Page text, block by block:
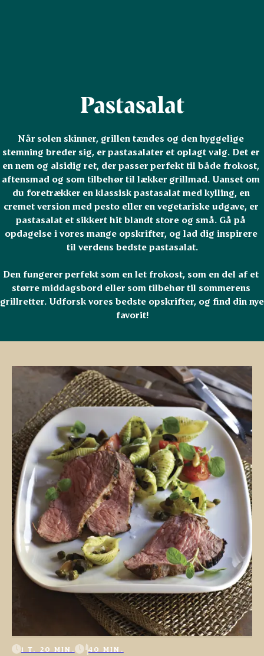
Pastasalat
Når solen skinner, grillen tændes og den hyggelige
stemning breder sig, er pastasalater et oplagt valg. Det er
en nem og alsidig ret, der passer perfekt til både frokost,
aftensmad og som tilbehør til lækker grillmad. Uanset om
du foretrækker en klassisk pastasalat med kylling, en
cremet version med pesto eller en vegetariske udgave, er
pastasalat et sikkert hit blandt store og små. Gå på
opdagelse i vores mange opskrifter, og lad dig inspirere
til verdens bedste pastasalat.
Den fungerer perfekt som en let frokost, som en del af et
større middagsbord eller som tilbehør til sommerens
grillretter. Udforsk vores bedste opskrifter, og find din nye
favorit!
1 T. 20 MIN. 40 MIN.